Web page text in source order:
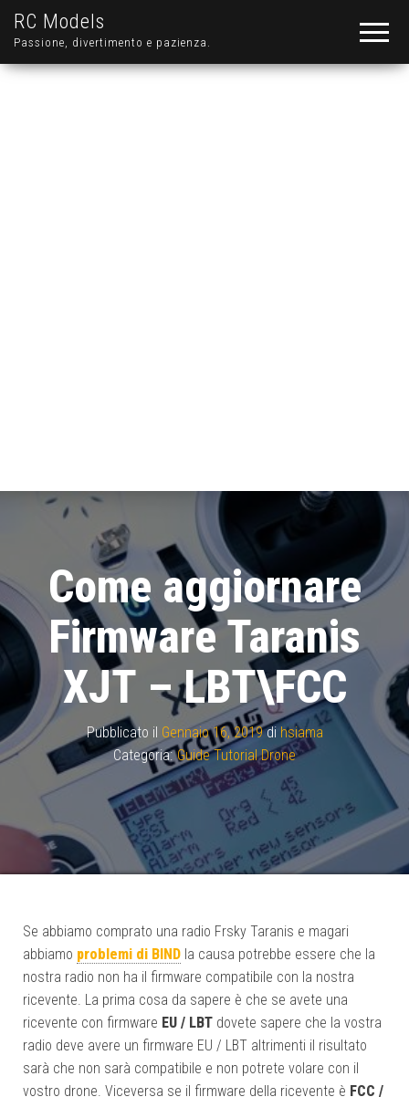
RC Models
Passione, divertimento e pazienza.
Come aggiornare
Firmware Taranis
XJT – LBT\FCC
Pubblicato il Gennaio 16, 2019di hsiama
Categoria: Guide Tutorial Drone
Se abbiamo comprato una radio Frsky Taranis e magari
abbiamo problemi di BIND la causa potrebbe essere che la
nostra radio non ha il firmware compatibile con la nostra
ricevente. La prima cosa da sapere è che se avete una
ricevente con firmware EU / LBT dovete sapere che la vostra
radio deve avere un firmware EU / LBT altrimenti il risultato
sarà che non sarà compatibile e non potrete volare con il
vostro drone. Viceversa se il firmware della ricevente è FCC /